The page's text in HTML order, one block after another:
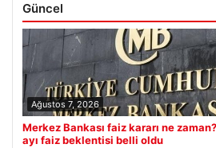
Güncel
Ağustos 7, 2026
Merkez Bankası faiz kararı ne
ayı faiz beklentisi belli oldu